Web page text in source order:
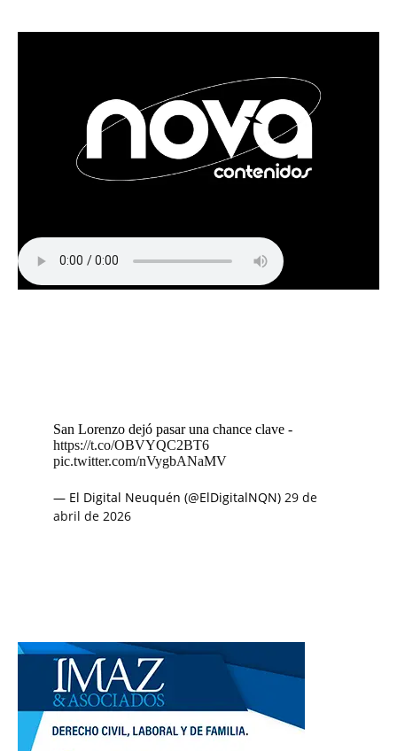
San Lorenzo dejó pasar una chance clave -
https://t.co/OBVYQC2BT6
pic.twitter.com/nVygbANaMV
— El Digital Neuquén (@ElDigitalNQN) 29 de
abril de 2026